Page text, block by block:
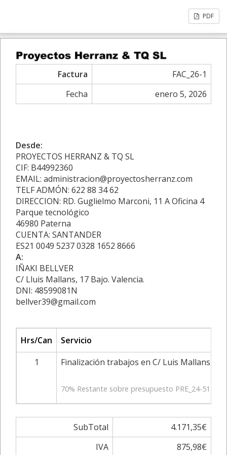
PDF
Factura
FAC_26-1
Fecha
enero 5, 2026
Desde:
PROYECTOS HERRANZ & TQ SL
CIF: B44992360
EMAIL: administracion@proyectosherranz.com
TELF ADMÓN: 622 88 34 62
DIRECCION: RD. Guglielmo Marconi, 11 A Oficina 4
Parque tecnológico
46980 Paterna
CUENTA: SANTANDER
ES21 0049 5237 0328 1652 8666
A:
IÑAKI BELLVER
C/ Lluis Mallans, 17 Bajo. Valencia.
DNI: 48599081N
bellver39@gmail.com
Hrs/Can
Servicio
1
Finalización trabajos en C/ Luis Mallans, 17
70% Restante sobre presupuesto PRE_24-511
SubTotal
4.171,35€
IVA
875,98€